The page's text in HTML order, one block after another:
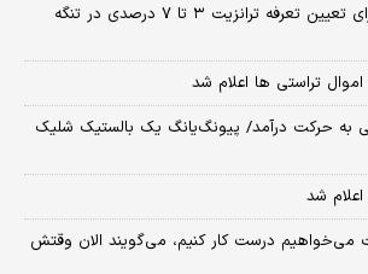
رویترز: ایران و عمان برای تعیین تعرفه ترانزیت ۳ تا ۷ درصدی در تنگه
تراستی ها اعلام شد
به حرکت درآمد/ پیونگ‌یانگ یک بالستیک شلیک
شد
سال است می‌خواهیم درست کار کنیم، می‌گویند الان وقتش